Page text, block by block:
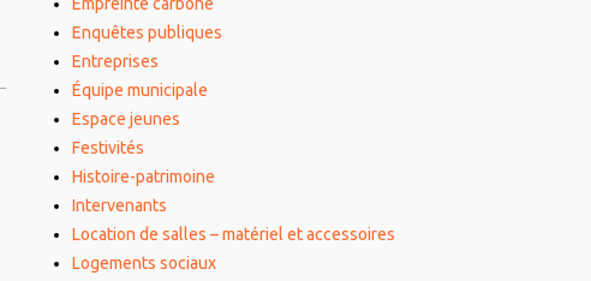
Empreinte carbone
Enquêtes publiques
Entreprises
Équipe municipale
Espace jeunes
Festivités
Histoire-patrimoine
Intervenants
Location de salles – matériel et accessoires
Logements sociaux